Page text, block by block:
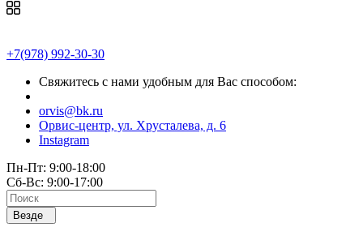
+7(978) 992-30-30
Свяжитесь с нами удобным для Вас способом:
orvis@bk.ru
Орвис-центр, ул. Хрусталева, д. 6
Instagram
Пн-Пт: 9:00-18:00
Сб-Вс: 9:00-17:00
Везде